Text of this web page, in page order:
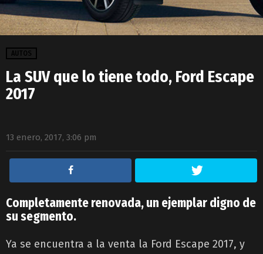
AUTOS
La SUV que lo tiene todo, Ford Escape
2017
13 enero, 2017, 3:06 pm
Completamente renovada, un ejemplar digno de
su segmento.
Ya se encuentra a la venta la Ford Escape 2017, y